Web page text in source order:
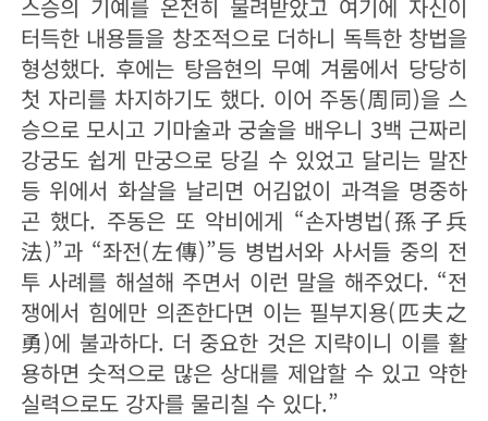
스승의 기예를 온전히 물려받았고 여기에 자신이
터득한 내용들을 창조적으로 더하니 독특한 창법을
형성했다. 후에는 탕음현의 무예 겨룸에서 당당히
첫 자리를 차지하기도 했다. 이어 주동(周同)을 스
승으로 모시고 기마술과 궁술을 배우니 3백 근짜리
강궁도 쉽게 만궁으로 당길 수 있었고 달리는 말잔
등 위에서 화살을 날리면 어김없이 과격을 명중하
곤 했다. 주동은 또 악비에게 “손자병법(孫子兵
法)”과 “좌전(左傳)”등 병법서와 사서들 중의 전
투 사례를 해설해 주면서 이런 말을 해주었다. “전
쟁에서 힘에만 의존한다면 이는 필부지용(匹夫之
勇)에 불과하다. 더 중요한 것은 지략이니 이를 활
용하면 숫적으로 많은 상대를 제압할 수 있고 약한
실력으로도 강자를 물리칠 수 있다.”